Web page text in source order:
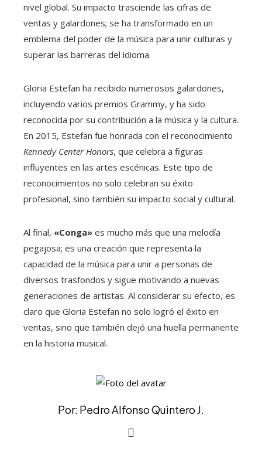
nivel global. Su impacto trasciende las cifras de
ventas y galardones; se ha transformado en un
emblema del poder de la música para unir culturas y
superar las barreras del idioma.
Gloria Estefan ha recibido numerosos galardones,
incluyendo varios premios Grammy, y ha sido
reconocida por su contribución a la música y la cultura.
En 2015, Estefan fue honrada con el reconocimiento
Kennedy Center Honors, que celebra a figuras
influyentes en las artes escénicas. Este tipo de
reconocimientos no solo celebran su éxito
profesional, sino también su impacto social y cultural.
Al final, «Conga» es mucho más que una melodía
pegajosa; es una creación que representa la
capacidad de la música para unir a personas de
diversos trasfondos y sigue motivando a nuevas
generaciones de artistas. Al considerar su efecto, es
claro que Gloria Estefan no solo logró el éxito en
ventas, sino que también dejó una huella permanente
en la historia musical.
Por: Pedro Alfonso Quintero J.